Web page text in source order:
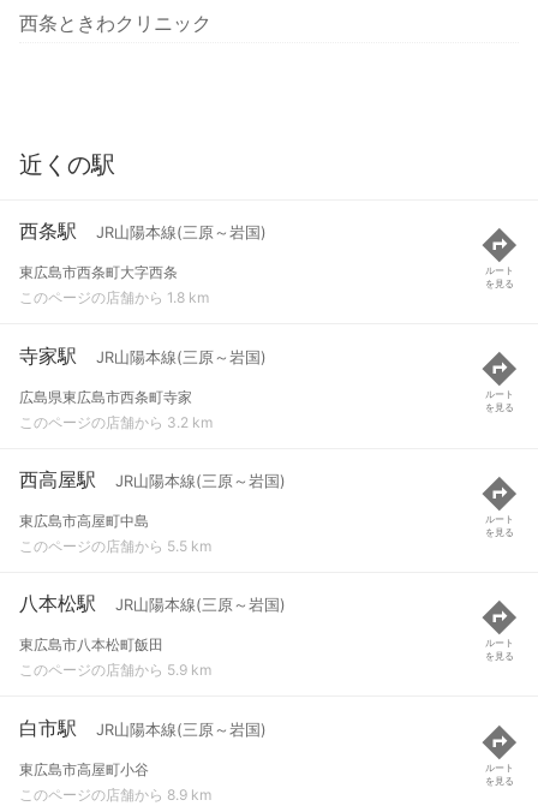
西条ときわクリニック
近くの駅
西条駅 JR山陽本線(三原～岩国)
東広島市西条町大字西条
このページの店舗から 1.8 km
ルート
を見る
寺家駅 JR山陽本線(三原～岩国)
広島県東広島市西条町寺家
このページの店舗から 3.2 km
ルート
を見る
西高屋駅 JR山陽本線(三原～岩国)
東広島市高屋町中島
このページの店舗から 5.5 km
ルート
を見る
八本松駅 JR山陽本線(三原～岩国)
東広島市八本松町飯田
このページの店舗から 5.9 km
ルート
を見る
白市駅 JR山陽本線(三原～岩国)
東広島市高屋町小谷
このページの店舗から 8.9 km
ルート
を見る